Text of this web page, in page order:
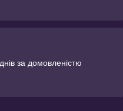
за домовленістю